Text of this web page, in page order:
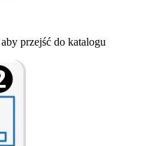
przejść do katalogu